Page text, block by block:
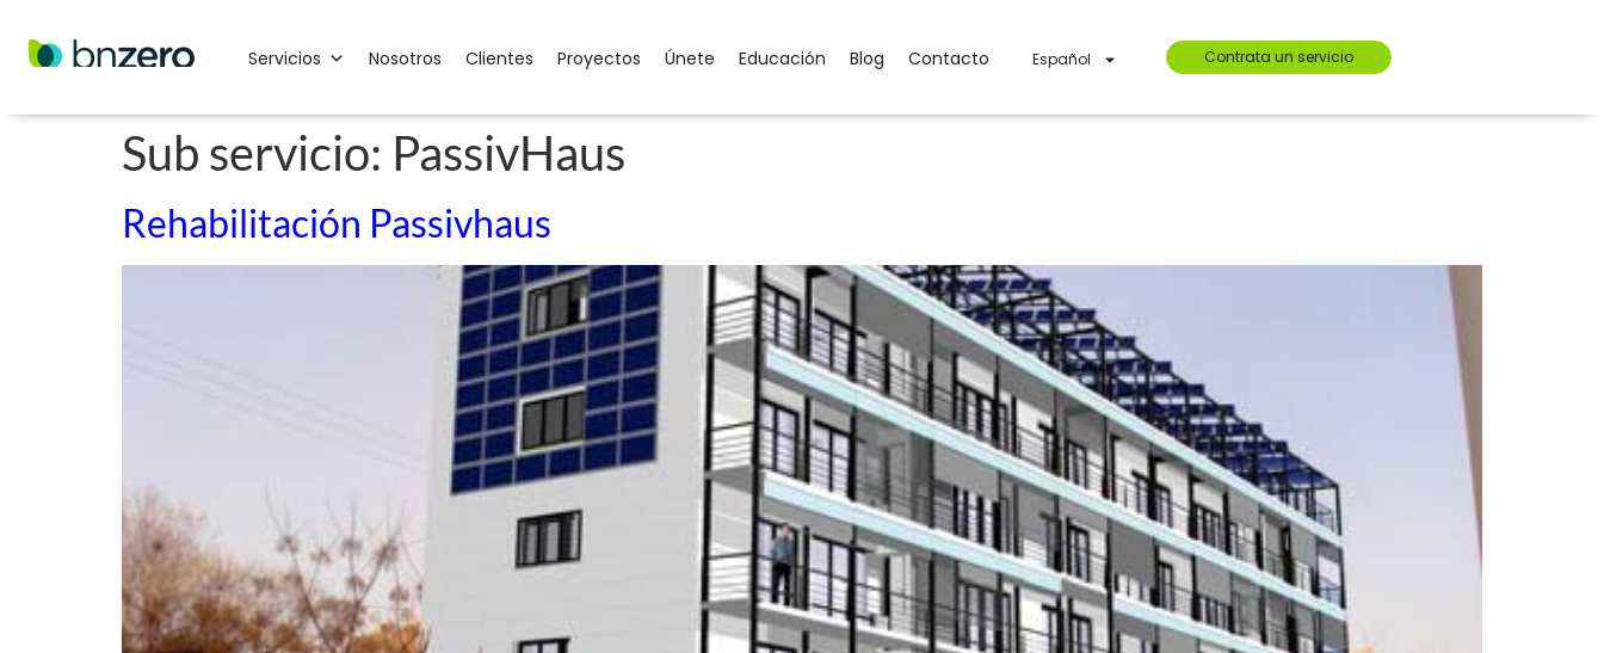
Servicios Nosotros Clientes Proyectos Únete Educación Blog Contacto Español Contrata un servicio
Sub servicio: PassivHaus
Rehabilitación Passivhaus